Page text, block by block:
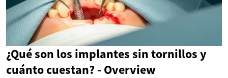
¿Qué son los implantes sin tornillos y
cuánto cuestan? - Overview